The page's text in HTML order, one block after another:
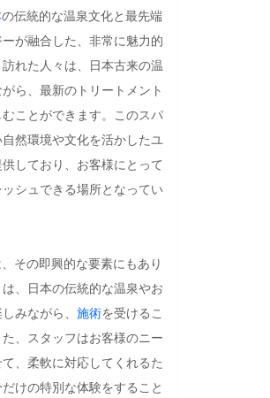
の伝統的な温泉文化と最先端
が融合した、非常に魅力的
れた人々は、日本古来の温
ら、最新のトリートメント
むことができます。このスパ
然環境や文化を活かしたユ
しており、お客様にとって
シュできる場所となってい
その即興的な要素にもあり
、日本の伝統的な温泉やお
みながら、 施術を受けるこ
、スタッフはお客様のニー
、柔軟に対応してくれるた
けの特別な体験をすること